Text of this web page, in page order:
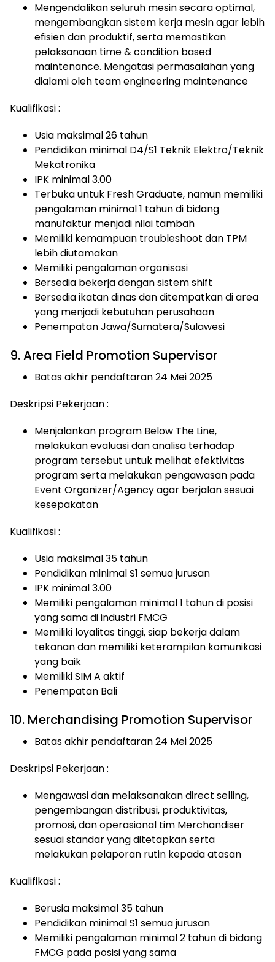
Mengendalikan seluruh mesin secara optimal,
mengembangkan sistem kerja mesin agar lebih
efisien dan produktif, serta memastikan
pelaksanaan time & condition based
maintenance. Mengatasi permasalahan yang
dialami oleh team engineering maintenance
Kualifikasi :
Usia maksimal 26 tahun
Pendidikan minimal D4/S1 Teknik Elektro/Teknik
Mekatronika
IPK minimal 3.00
Terbuka untuk Fresh Graduate, namun memiliki
pengalaman minimal 1 tahun di bidang
manufaktur menjadi nilai tambah
Memiliki kemampuan troubleshoot dan TPM
lebih diutamakan
Memiliki pengalaman organisasi
Bersedia bekerja dengan sistem shift
Bersedia ikatan dinas dan ditempatkan di area
yang menjadi kebutuhan perusahaan
Penempatan Jawa/Sumatera/Sulawesi
9. Area Field Promotion Supervisor
Batas akhir pendaftaran 24 Mei 2025
Deskripsi Pekerjaan :
Menjalankan program Below The Line,
melakukan evaluasi dan analisa terhadap
program tersebut untuk melihat efektivitas
program serta melakukan pengawasan pada
Event Organizer/Agency agar berjalan sesuai
kesepakatan
Kualifikasi :
Usia maksimal 35 tahun
Pendidikan minimal S1 semua jurusan
IPK minimal 3.00
Memiliki pengalaman minimal 1 tahun di posisi
yang sama di industri FMCG
Memiliki loyalitas tinggi, siap bekerja dalam
tekanan dan memiliki keterampilan komunikasi
yang baik
Memiliki SIM A aktif
Penempatan Bali
10. Merchandising Promotion Supervisor
Batas akhir pendaftaran 24 Mei 2025
Deskripsi Pekerjaan :
Mengawasi dan melaksanakan direct selling,
pengembangan distribusi, produktivitas,
promosi, dan operasional tim Merchandiser
sesuai standar yang ditetapkan serta
melakukan pelaporan rutin kepada atasan
Kualifikasi :
Berusia maksimal 35 tahun
Pendidikan minimal S1 semua jurusan
Memiliki pengalaman minimal 2 tahun di bidang
FMCG pada posisi yang sama